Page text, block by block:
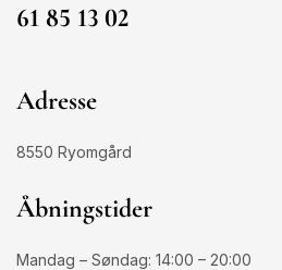
61 85 13 02
Adresse
8550 Ryomgård
Åbningstider
Mandag – Søndag: 14:00 – 20:00